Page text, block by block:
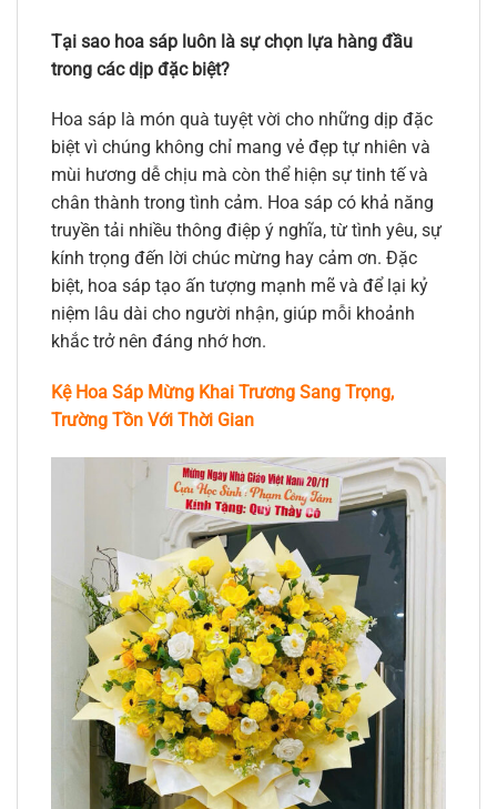
Tại sao hoa sáp luôn là sự chọn lựa hàng đầu
trong các dịp đặc biệt?
Hoa sáp là món quà tuyệt vời cho những dịp đặc
biệt vì chúng không chỉ mang vẻ đẹp tự nhiên và
mùi hương dễ chịu mà còn thể hiện sự tinh tế và
chân thành trong tình cảm. Hoa sáp có khả năng
truyền tải nhiều thông điệp ý nghĩa, từ tình yêu, sự
kính trọng đến lời chúc mừng hay cảm ơn. Đặc
biệt, hoa sáp tạo ấn tượng mạnh mẽ và để lại kỷ
niệm lâu dài cho người nhận, giúp mỗi khoảnh
khắc trở nên đáng nhớ hơn.
Kệ Hoa Sáp Mừng Khai Trương Sang Trọng,
Trường Tồn Với Thời Gian